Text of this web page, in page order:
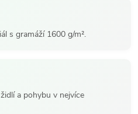
s gramáží 1600 g/m².
a pohybu v nejvíce